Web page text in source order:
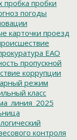
пробка пробки
погоды
карточки проезд
ЕАО
пропускной
коррупции
режим
класс
контроля